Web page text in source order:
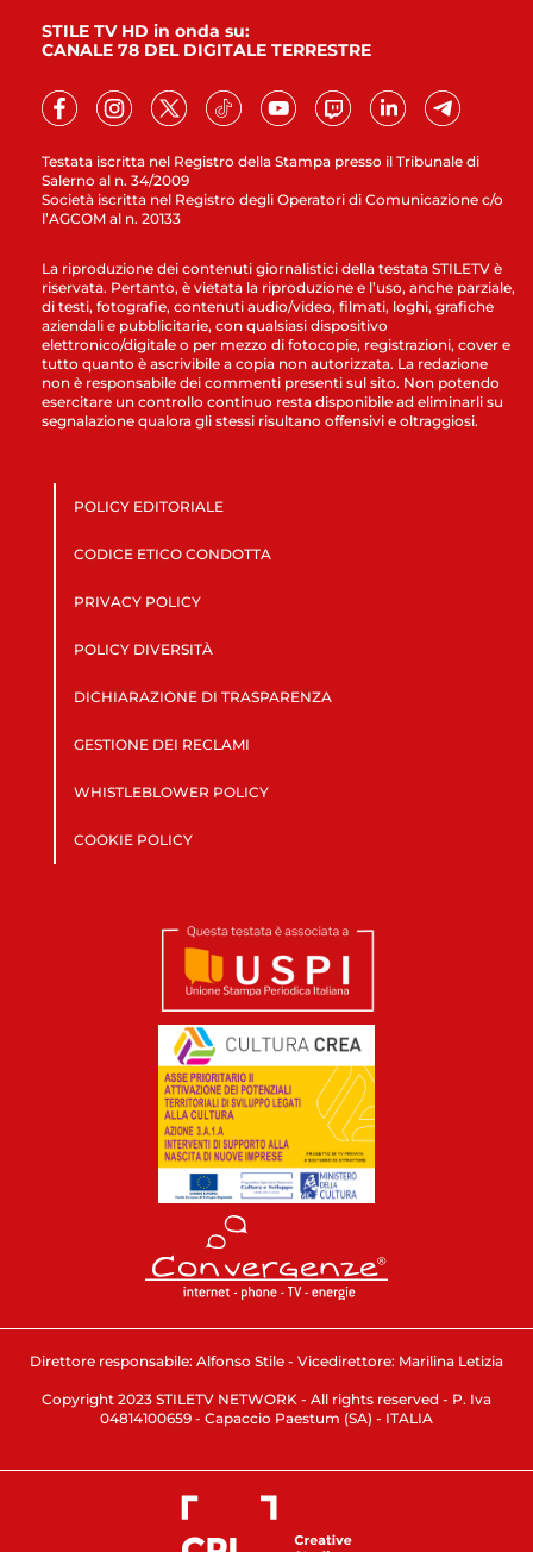
Testata iscritta nel Registro della Stampa presso il Tribunale di
Salerno al n. 34/2009
Società iscritta nel Registro degli Operatori di Comunicazione c/o
l’AGCOM al n. 20133
STILE TV HD in onda su:
CANALE 78 DEL DIGITALE TERRESTRE
La riproduzione dei contenuti giornalistici della testata STILETV è
riservata. Pertanto, è vietata la riproduzione e l’uso, anche parziale,
di testi, fotografie, contenuti audio/video, filmati, loghi, grafiche
aziendali e pubblicitarie, con qualsiasi dispositivo
elettronico/digitale o per mezzo di fotocopie, registrazioni, cover e
tutto quanto è ascrivibile a copia non autorizzata. La redazione
non è responsabile dei commenti presenti sul sito. Non potendo
esercitare un controllo continuo resta disponibile ad eliminarli su
segnalazione qualora gli stessi risultano offensivi e oltraggiosi.
POLICY EDITORIALE
CODICE ETICO CONDOTTA
PRIVACY POLICY
POLICY DIVERSITÀ
DICHIARAZIONE DI TRASPARENZA
GESTIONE DEI RECLAMI
WHISTLEBLOWER POLICY
COOKIE POLICY
Direttore responsabile: Alfonso Stile - Vicedirettore: Marilina Letizia
Copyright 2023 STILETV NETWORK - All rights reserved - P. Iva
04814100659 - Capaccio Paestum (SA) - ITALIA